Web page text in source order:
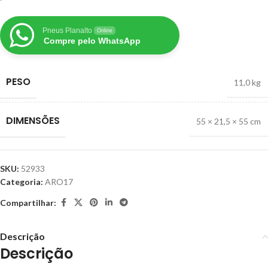
Pneus Planalto Online
Compre pelo WhatsApp
PESO 11,0 kg
DIMENSÕES 55 × 21,5 × 55 cm
SKU: 52933
Categoria: ARO17
Compartilhar:
Descrição
Descrição